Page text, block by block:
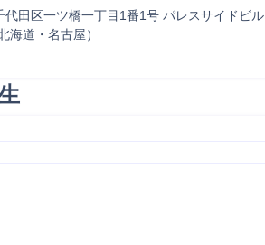
田区一ツ橋一丁目1番1号 パレスサイドビル
道・名古屋）